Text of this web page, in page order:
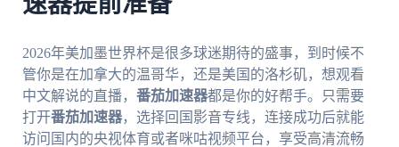
2026年美加墨世界杯是很多球迷期待的盛事，到时候不
管你是在加拿大的温哥华，还是美国的洛杉矶，想观看
中文解说的直播， 番茄加速器都是你的好帮手。只需要
打开番茄加速器，选择回国影音专线，连接成功后就能
访问国内的央视体育或者咪咕视频平台，享受高清流畅